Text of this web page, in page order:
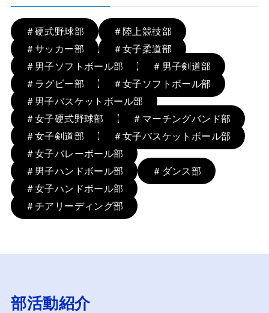
＃硬式野球部
＃陸上競技部
＃サッカー部
＃女子柔道部
＃男子ソフトボール部
＃男子剣道部
＃ラグビー部
＃女子ソフトボール部
＃男子バスケットボール部
＃女子硬式野球部
＃マーチングバンド部
＃女子剣道部
＃女子バスケットボール部
＃女子バレーボール部
＃男子ハンドボール部
＃ダンス部
＃女子ハンドボール部
＃チアリーディング部
部活動紹介